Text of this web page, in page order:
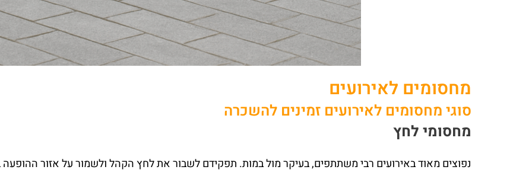
מחסומים לאירועים
סוגי מחסומים לאירועים זמינים להשכרה
מחסומי לחץ
נפוצים מאוד באירועים רבי משתתפים, בעיקר מול במות. תפקידם לשבור את לחץ הקהל ולשמור על אזור